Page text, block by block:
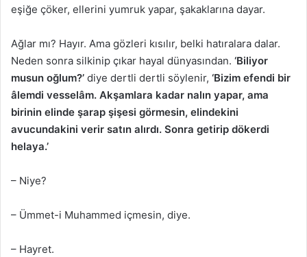
eşiğe çöker, ellerini yumruk yapar, şakaklarına dayar.
Ağlar mı? Hayır. Ama gözleri kısılır, belki hatıralara dalar.
Neden sonra silkinip çıkar hayal dünyasından. ‘Biliyor
musun oğlum?’ diye dertli dertli söylenir, ‘Bizim efendi bir
âlemdi vesselâm. Akşamlara kadar nalın yapar, ama
birinin elinde şarap şişesi görmesin, elindekini
avucundakini verir satın alırdı. Sonra getirip dökerdi
helaya.’
– Niye?
– Ümmet-i Muhammed içmesin, diye.
– Hayret.